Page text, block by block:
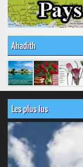
Ahadith
Les plus lus